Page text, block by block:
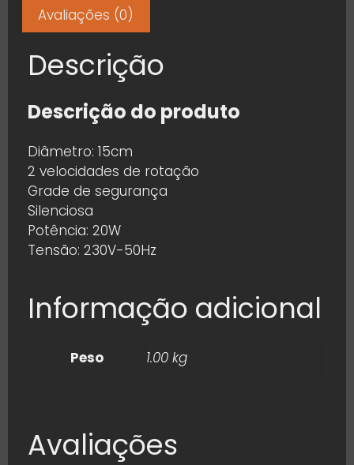
Avaliações (0)
Descrição
Descrição do produto
Diâmetro: 15cm
2 velocidades de rotação
Grade de segurança
Silenciosa
Potência: 20W
Tensão: 230V-50Hz
Informação adicional
Peso 1.00 kg
Avaliações